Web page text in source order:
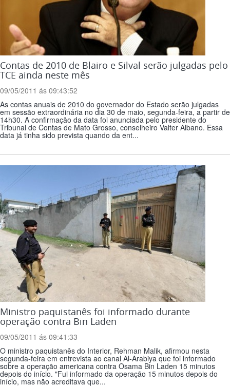
Contas de 2010 de Blairo e Silval serão julgadas pelo
TCE ainda neste mês
09/05/2011 ás 09:43:52
As contas anuais de 2010 do governador do Estado serão julgadas
em sessão extraordinária no dia 30 de maio, segunda-feira, a partir de
14h30. A confirmação da data foi anunciada pelo presidente do
Tribunal de Contas de Mato Grosso, conselheiro Valter Albano. Essa
data já tinha sido prevista quando da ent...
Ministro paquistanês foi informado durante
operação contra Bin Laden
09/05/2011 ás 09:41:33
O ministro paquistanês do Interior, Rehman Malik, afirmou nesta
segunda-feira em entrevista ao canal Al-Arabiya que foi informado
sobre a operação americana contra Osama Bin Laden 15 minutos
depois do início. "Fui informado da operação 15 minutos depois do
início, mas não acreditava que...